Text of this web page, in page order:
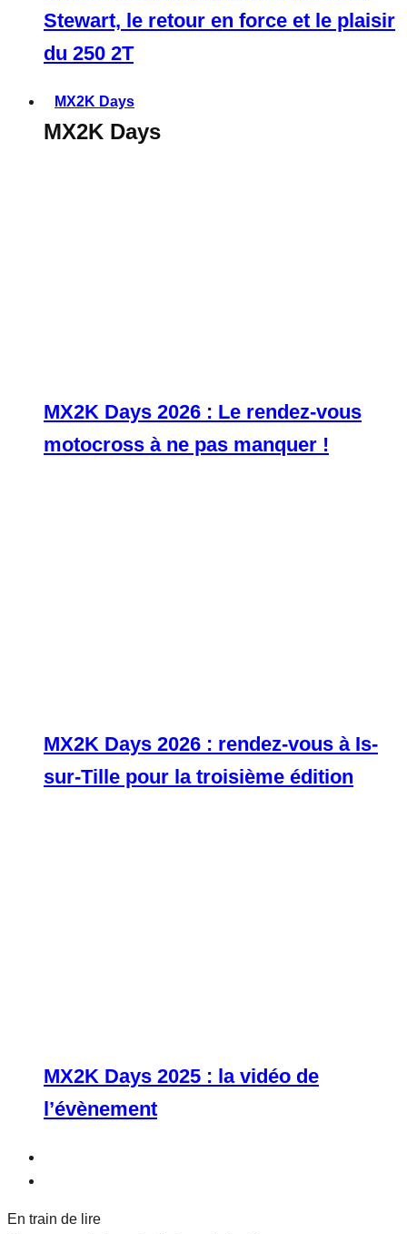
Stewart, le retour en force et le plaisir
du 250 2T
MX2K Days
MX2K Days
MX2K Days 2026 : Le rendez-vous
motocross à ne pas manquer !
MX2K Days 2026 : rendez-vous à Is-
sur-Tille pour la troisième édition
MX2K Days 2025 : la vidéo de
l’évènement
En train de lire